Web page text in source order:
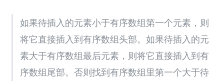
如果待插入的元素小于有序数组第一个元素，则
将它直接插入到有序数组头部。如果待插入的元
素大于有序数组最后元素，则将它直接插入到有
序数组尾部。否则找到有序数组里第一个大于待